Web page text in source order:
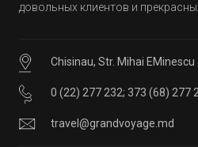
довольных клиентов и
Chisinau, Str. Mihai EMinescu
0 (22) 277 232; 373 (68) 277
travel@grandvoyage.md